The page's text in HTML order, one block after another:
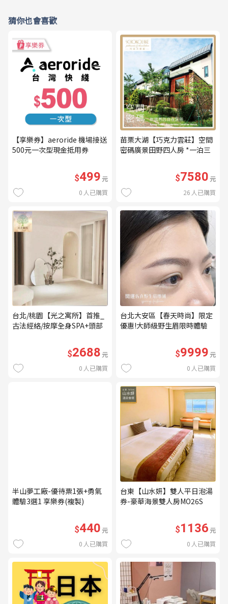
猜你也會喜歡
【享樂券】aeroride 機場接送
500元一次型現金抵用券
$499元
0 人已購買
苗栗大湖【巧克力雲莊】空間
密碼廣景田野四人房 *一泊三
$7580元
26 人已購買
台北/桃園【光之寓所】首推_
古法經絡/按摩全身SPA+頭部
$2688元
0 人已購買
台北大安區【春天時尚】限定
優惠!大師級野生眉限時體驗
優惠券（無補色） (MO)
$9999元
0 人已購買
半山夢工廠-優待票1張+勇氣
體驗3選1 享樂券(複製)
$440元
0 人已購買
台東【山水妍】雙人平日泡湯
券-豪華海景雙人房MO26S
$1136元
0 人已購買